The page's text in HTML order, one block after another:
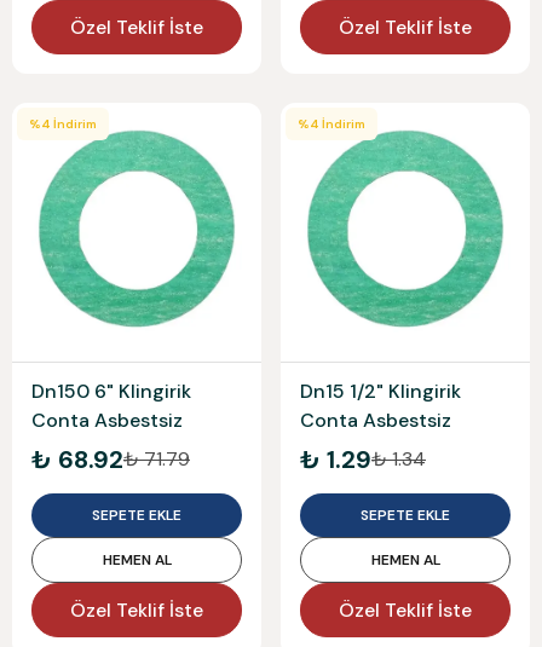
Özel Teklif İste Özel Teklif İste
%4 İndirim
Dn150 6" Klingirik
Conta Asbestsiz
₺ 68.92₺ 71.79
SEPETE EKLE
HEMEN AL
Özel Teklif İste
%4 İndirim
Dn15 1/2" Klingirik
Conta Asbestsiz
₺ 1.29₺ 1.34
SEPETE EKLE
HEMEN AL
Özel Teklif İste